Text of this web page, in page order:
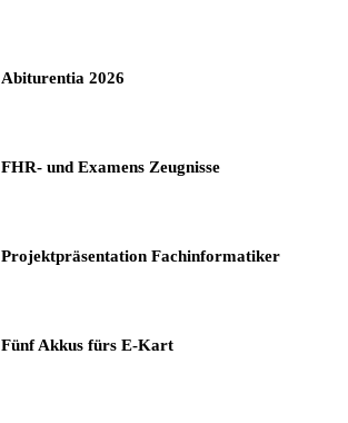
Abiturentia 2026
FHR- und Examens Zeugnisse
Projektpräsentation Fachinformatiker
Fünf Akkus fürs E-Kart